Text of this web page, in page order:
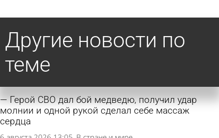
Другие новости по
теме
Герой СВО дал бой медведю, получил удар
молнии и одной рукой сделал себе массаж
сердца